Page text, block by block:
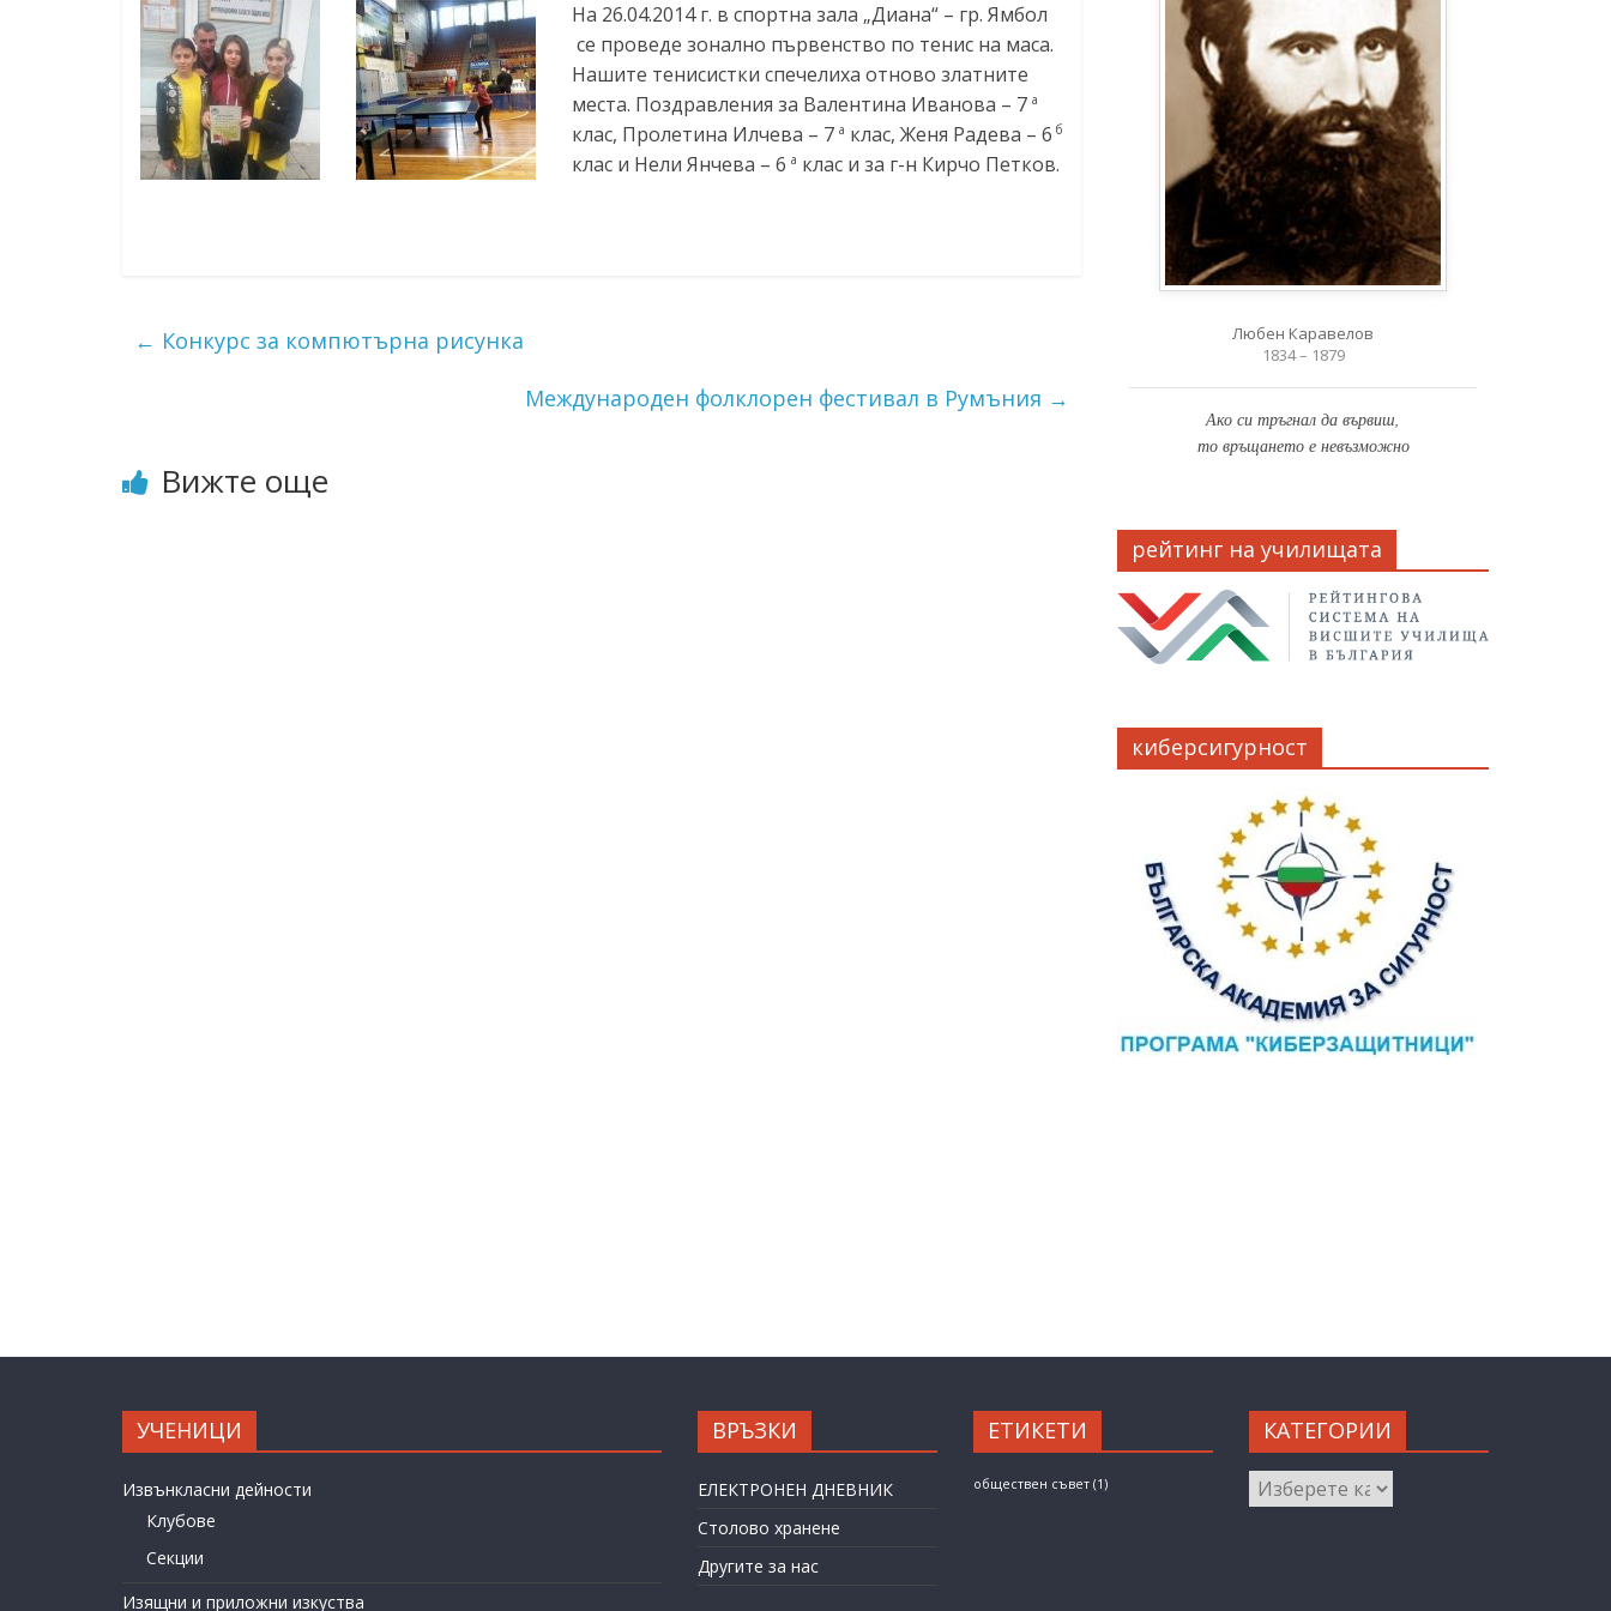
ресурси (ЦРЧР)
На 26.04.2014 г. в спортна зала „Диана“ – гр. Ямбол
се проведе зонално първенство по тенис на маса.
Нашите тенисистки спечелиха отново златните
места. Поздравления за Валентина Иванова – 7 а
клас, Пролетина Илчева – 7 а клас, Женя Радева – 6 б
клас и Нели Янчева – 6 а клас и за г-н Кирчо Петков.
← Конкурс за компютърна рисунка
Международен фолклорен фестивал в Румъния →
Вижте още
Любен Каравелов
1834 – 1879
Ако си тръгнал да вървиш,
то връщането е невъзможно
рейтинг на училищата
киберсигурност
УЧЕНИЦИ
Извънкласни дейности
Клубове
Секции
Изящни и приложни изкуства
ВРЪЗКИ
ЕЛЕКТРОНЕН ДНЕВНИК
Столово хранене
Другите за нас
ЕТИКЕТИ
обществен съвет(1)
КАТЕГОРИИ
КАТЕГОРИИ